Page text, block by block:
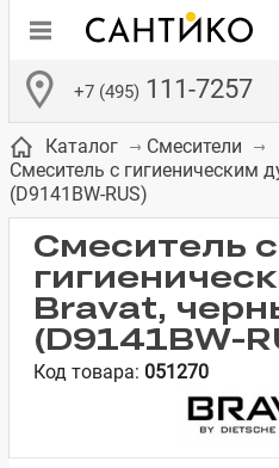
+7 (495) 111-7257
Бачки для
унитазов
Сиденья
унитазов
Смесители для
встраиваемых
систем
Зеркало-шкаф
Полки в
комнату
Каталог
Смесители
Смеситель с гигиеническим
(D9141BW-RUS)
Смеситель с
Bravat,
(D9141BW-
Код товара: 051270